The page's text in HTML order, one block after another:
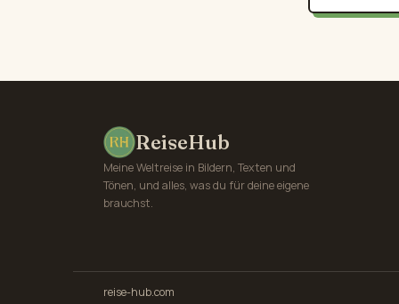
ReiseHub
Meine Weltreise in Bildern, Texten und
Tönen, und alles, was du für deine eigene
brauchst.
reise-hub.com